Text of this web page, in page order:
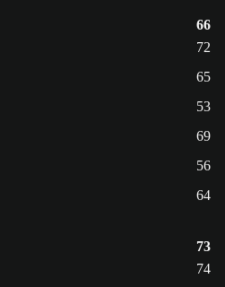
66
72
65
53
69
56
64
73
74